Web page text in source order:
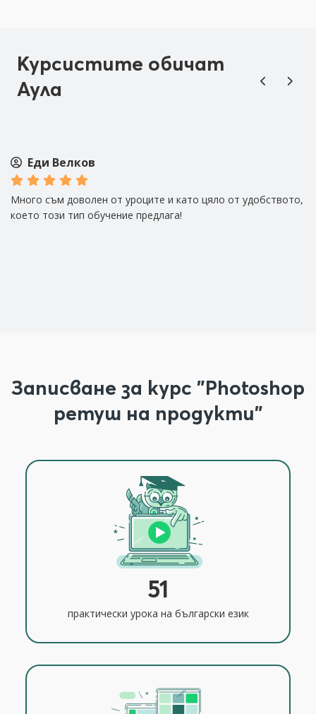
Курсистите обичат
Аула
Еди Велков
Много съм доволен от уроците и като цяло от удобството,
което този тип обучение предлага!
Записване за курс "Photoshop
ретуш на продукти"
51
практически урока на български език